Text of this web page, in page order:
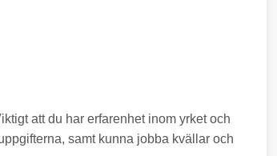
att du har erfarenhet inom yrket och
samt kunna jobba kvällar och